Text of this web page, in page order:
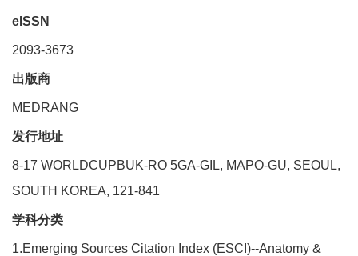
eISSN
2093-3673
出版商
MEDRANG
发行地址
8-17 WORLDCUPBUK-RO 5GA-GIL, MAPO-GU, SEOUL,
SOUTH KOREA, 121-841
学科分类
1.Emerging Sources Citation Index (ESCI)--Anatomy &